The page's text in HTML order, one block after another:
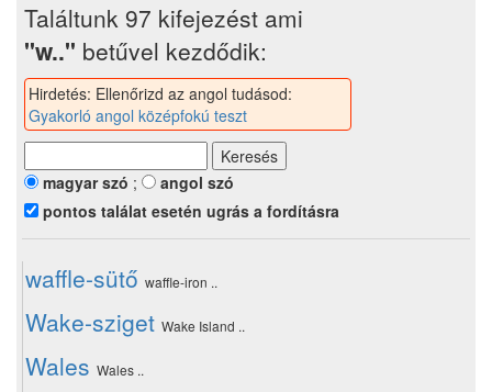
Találtunk 97 kifejezést ami
"w.." betűvel kezdődik:
Hirdetés: Ellenőrizd az angol tudásod:
Gyakorló angol középfokú teszt
magyar szó ;
angol szó
pontos találat esetén ugrás a fordításra
waffle-sütő waffle-iron ..
Wake-sziget Wake Island ..
Wales Wales ..